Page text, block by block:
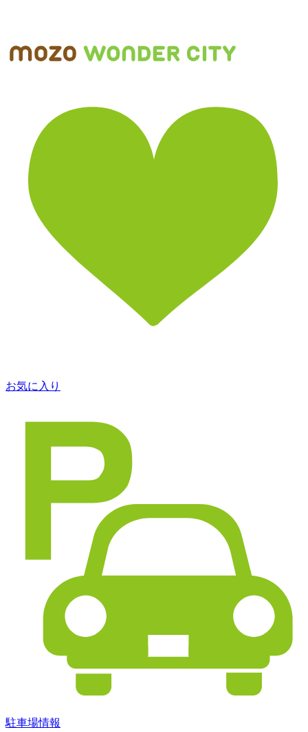
お気に入り
駐車場情報